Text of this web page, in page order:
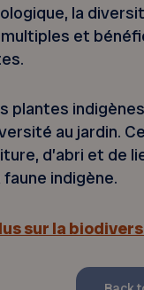
la
et
plantes
au jardin.
d’abri et de
indigène.
sur la